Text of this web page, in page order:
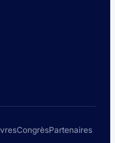
CongrèsPartenaires